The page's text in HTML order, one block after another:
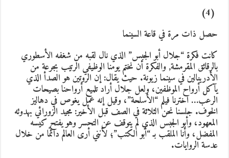
ذات مرة في قاعة السينما
فكرة “جلال أبو الجبس” الذي نال لقبه من شغفه الأسطوري
المقرمشة, والفكرة أن نختم يومنا الوظيفي الرتيب بجرعة من
في سينما زيونة. حيث يقال: إن الروتين هو الصدأ الذي
أرواح الموظفين، ولعل جلال أراد تلميع أرواحنا بصيحات
اخترنا فيلم “الأسلحة”، وقيل إنه عمل يغوص في دهاليز
جلسنا نحن الثلاثة في الصف قبل الأخير: مجيد الزورائي بهدوئه
وأبو الجبس الذي لم يتوقف عن التحسر وهو يفتح كيسه
وأنا الملقب بـ “أبو الكتب”؛ لأنني أرى العالم دائمًا من خلال
الروايات.